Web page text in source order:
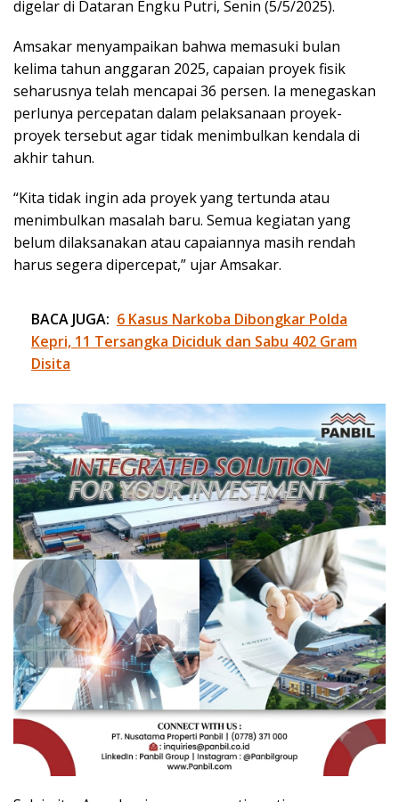
digelar di Dataran Engku Putri, Senin (5/5/2025).
Amsakar menyampaikan bahwa memasuki bulan
kelima tahun anggaran 2025, capaian proyek fisik
seharusnya telah mencapai 36 persen. Ia menegaskan
perlunya percepatan dalam pelaksanaan proyek-
proyek tersebut agar tidak menimbulkan kendala di
akhir tahun.
“Kita tidak ingin ada proyek yang tertunda atau
menimbulkan masalah baru. Semua kegiatan yang
belum dilaksanakan atau capaiannya masih rendah
harus segera dipercepat,” ujar Amsakar.
BACA JUGA: 6 Kasus Narkoba Dibongkar Polda
Kepri, 11 Tersangka Diciduk dan Sabu 402 Gram
Disita